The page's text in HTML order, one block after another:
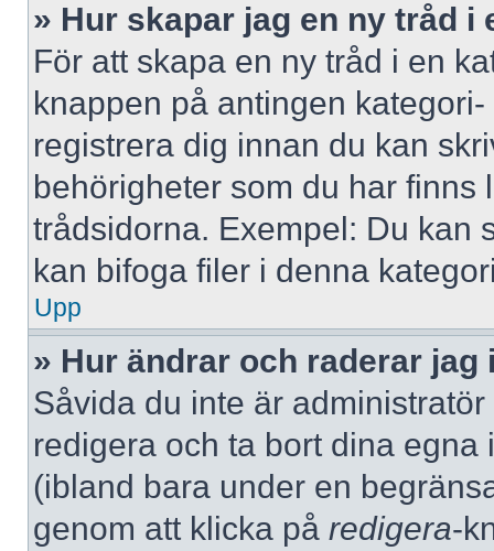
» Hur skapar jag en ny tråd i
För att skapa en ny tråd i en
knappen på antingen
registrera dig innan du kan
behörigheter som du har finns
trådsidorna. Exempel: Du kan
kan bifoga filer i denna
Upp
» Hur ändrar och raderar jag
Såvida du inte är
redigera och ta bort dina
(ibland bara under en
genom att klicka på redigera-